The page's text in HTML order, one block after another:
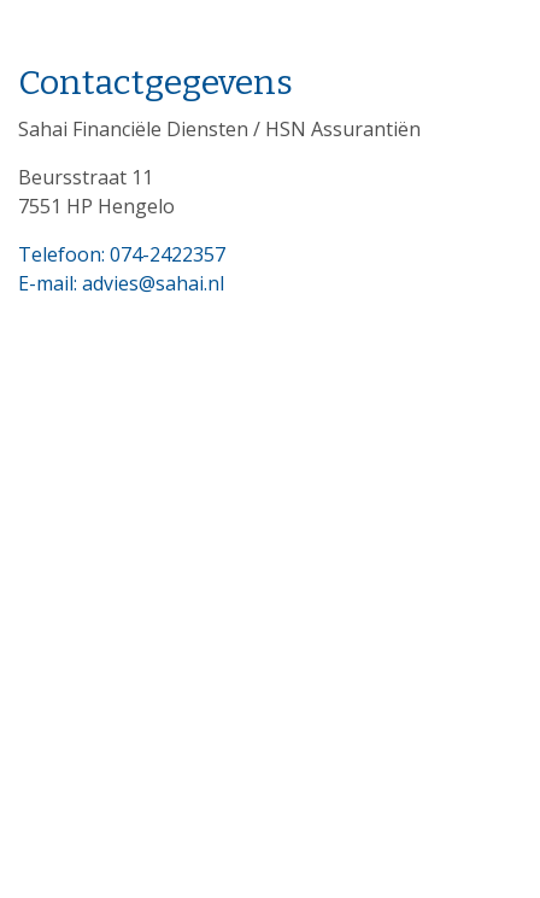
Contactgegevens
Sahai Financiële Diensten / HSN Assurantiën
Beursstraat 11
7551 HP Hengelo
Telefoon: 074-2422357
E-mail: advies@sahai.nl